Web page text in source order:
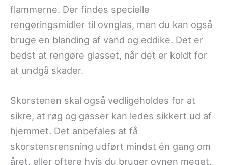
flammerne. Der findes specielle
rengøringsmidler til ovnglas, men du kan også
bruge en blanding af vand og eddike. Det er
bedst at rengøre glasset, når det er koldt for
at undgå skader.
Skorstenen skal også vedligeholdes for at
sikre, at røg og gasser kan ledes sikkert ud af
hjemmet. Det anbefales at få
skorstensrensning udført mindst én gang om
året, eller oftere hvis du bruger ovnen meget.